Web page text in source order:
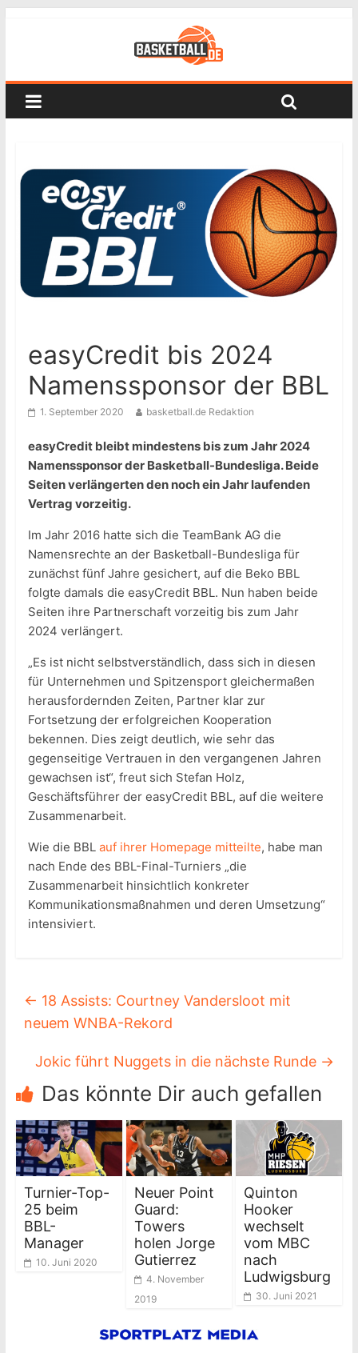
easyCredit bis 2024
Namenssponsor der BBL
1. September 2020 basketball.de Redaktion
easyCredit bleibt mindestens bis zum Jahr 2024
Namenssponsor der Basketball-Bundesliga. Beide
Seiten verlängerten den noch ein Jahr laufenden
Vertrag vorzeitig.
Im Jahr 2016 hatte sich die TeamBank AG die
Namensrechte an der Basketball-Bundesliga für
zunächst fünf Jahre gesichert, auf die Beko BBL
folgte damals die easyCredit BBL. Nun haben beide
Seiten ihre Partnerschaft vorzeitig bis zum Jahr
2024 verlängert.
„Es ist nicht selbstverständlich, dass sich in diesen
für Unternehmen und Spitzensport gleichermaßen
herausfordernden Zeiten, Partner klar zur
Fortsetzung der erfolgreichen Kooperation
bekennen. Dies zeigt deutlich, wie sehr das
gegenseitige Vertrauen in den vergangenen Jahren
gewachsen ist“, freut sich Stefan Holz,
Geschäftsführer der easyCredit BBL, auf die weitere
Zusammenarbeit.
Wie die BBL auf ihrer Homepage mitteilte, habe man
nach Ende des BBL-Final-Turniers „die
Zusammenarbeit hinsichtlich konkreter
Kommunikationsmaßnahmen und deren Umsetzung“
intensiviert.
← 18 Assists: Courtney Vandersloot mit
neuem WNBA-Rekord
Jokic führt Nuggets in die nächste Runde →
Das könnte Dir auch gefallen
Turnier-Top-
25 beim
BBL-
Manager
10. Juni 2020
Neuer Point
Guard:
Towers
holen Jorge
Gutierrez
4. November
2019
Quinton
Hooker
wechselt
vom MBC
nach
Ludwigsburg
30. Juni 2021